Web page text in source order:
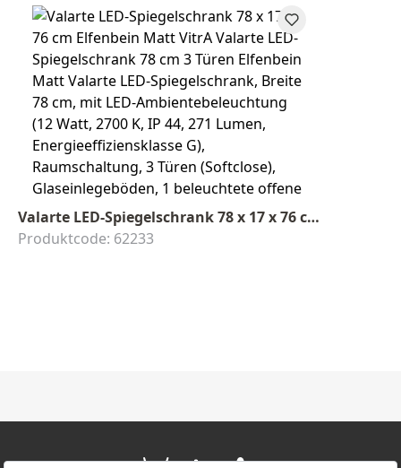
Valarte LED-Spiegelschrank 78 x 17 x 76 cm Elfenbein Matt
Produktcode: 62233